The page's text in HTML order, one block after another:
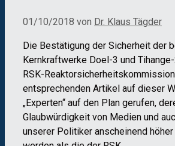
01/10/2018 von Dr. Klaus Tägder
Die Bestätigung der Sicherheit der
Kernkraftwerke Doel-3 und
RSK-
entsprechenden Artikel auf dieser
„Experten“ auf den Plan gerufen,
Glaubwürdigkeit von Medien und
unserer Politiker anscheinend